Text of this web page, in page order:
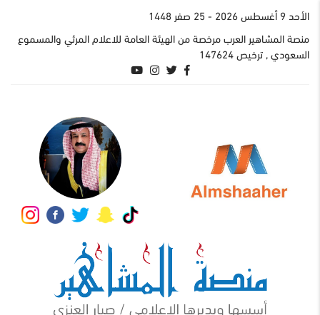
اﻷحد 9 أغسطس 2026
- 25 صفر 1448
منصة المشاهير العرب مرخصة من الهيئة العامة للاعلام المرئي والمسموع
السعودي , ترخيص 147624